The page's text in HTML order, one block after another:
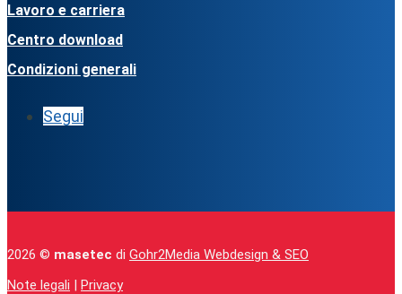
Lavoro e carriera
Centro download
Condizioni generali
Segui
2026 © masetec di Gohr2Media Webdesign & SEO
Note legali | Privacy